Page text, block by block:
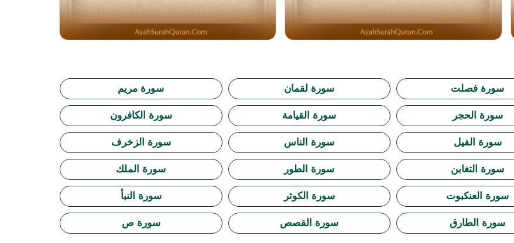
سورة مريم سورة لقمان سورة فصلت
سورة الكافرون سورة القيامة سورة الحجر
سورة الزخرف سورة الناس سورة الفيل
سورة الملك سورة الطور سورة التغابن
سورة النبأ سورة الكوثر سورة العنكبوت
سورة ص سورة القصص سورة الطارق